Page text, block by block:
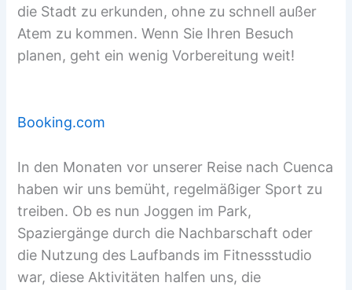
die Stadt zu erkunden, ohne zu schnell außer
Atem zu kommen. Wenn Sie Ihren Besuch
planen, geht ein wenig Vorbereitung weit!
Booking.com
In den Monaten vor unserer Reise nach Cuenca
haben wir uns bemüht, regelmäßiger Sport zu
treiben. Ob es nun Joggen im Park,
Spaziergänge durch die Nachbarschaft oder
die Nutzung des Laufbands im Fitnessstudio
war, diese Aktivitäten halfen uns, die